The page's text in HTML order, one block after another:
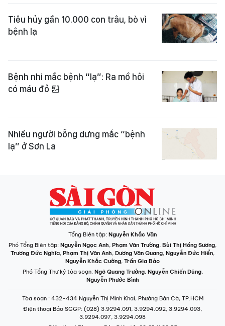
Tiêu hủy gần 10.000 con trâu, bò vì
bệnh lạ
Bệnh nhi mắc bệnh “lạ”: Ra mồ hôi
có máu đỏ
Nhiều người bỗng dưng mắc “bệnh
lạ” ở Sơn La
Tổng Biên tập: Nguyễn Khắc Văn
Phó Tổng Biên tập: Nguyễn Ngọc Anh, Phạm Văn Trường, Bùi Thị Hồng Sương,
Trương Đức Nghĩa, Phạm Thị Vân Anh, Dương Văn Quang, Nguyễn Đức Hiển,
Nguyễn Khắc Cường, Trần Gia Bảo
Phó Tổng Thư ký tòa soạn: Ngô Quang Trưởng, Nguyễn Chiến Dũng,
Nguyễn Phước Bình
Tòa soạn : 432-434 Nguyễn Thị Minh Khai, Phường Bàn Cờ, TP.HCM
Điện thoại Báo SGGP: (028) 3.9294.091, 3.9294.092, 3.9294.093,
3.9294.097, 3.9294.098